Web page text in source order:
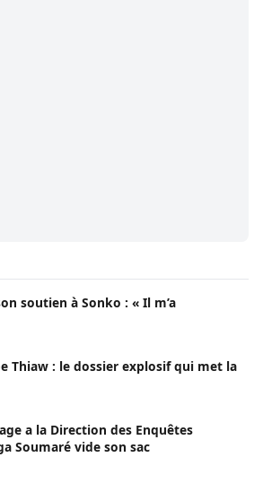
soutien à Sonko : « Il m’a
Thiaw : le dossier explosif qui met la
a la Direction des Enquêtes
Soumaré vide son sac